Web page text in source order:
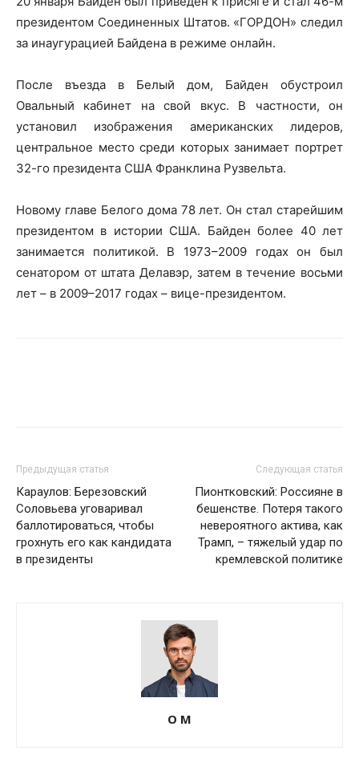
президентом Соединенных Штатов. «ГОРДОН» следил
за инаугурацией Байдена в режиме онлайн.
После въезда в Белый дом, Байден обустроил
Овальный кабинет на свой вкус. В частности, он
установил изображения американских лидеров,
центральное место среди которых занимает портрет
32-го президента США Франклина Рузвельта.
Новому главе Белого дома 78 лет. Он стал старейшим
президентом в истории США. Байден более 40 лет
занимается политикой. В 1973–2009 годах он был
сенатором от штата Делавэр, затем в течение восьми
лет – в 2009–2017 годах – вице-президентом.
Предыдущая статья
Караулов: Березовский
Соловьева уговаривал
баллотироваться, чтобы
грохнуть его как кандидата
в президенты
Следующая статья
Пионтковский: Россияне в
бешенстве. Потеря такого
невероятного актива, как
Трамп, – тяжелый удар по
кремлевской политике
О М